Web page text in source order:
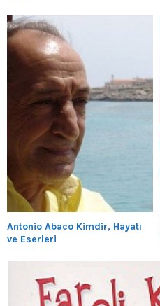
Antonio Abaco Kimdir, Hayatı
ve Eserleri